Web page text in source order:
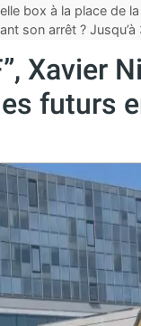
box à la place de
son arrêt ?
Xavier
futurs